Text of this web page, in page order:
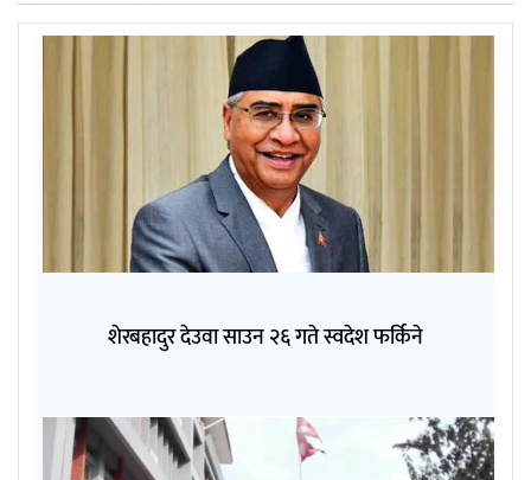
शेरबहादुर देउवा साउन २६ गते स्वदेश फर्किने